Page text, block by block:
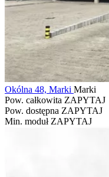
Okólna 48, Marki Marki
Pow. całkowita ZAPYTAJ
Pow. dostępna ZAPYTAJ
Min. moduł ZAPYTAJ